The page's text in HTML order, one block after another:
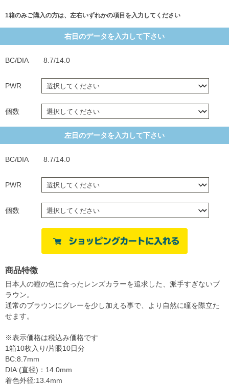
1箱のみご購入の方は、左右いずれかの項目を入力してください
右目のデータを入力して下さい
BC/DIA 8.7/14.0
PWR
個数
左目のデータを入力して下さい
BC/DIA 8.7/14.0
PWR
個数
商品特徴
日本人の瞳の色に合ったレンズカラーを追求した、派手すぎないブ
ラウン。
通常のブラウンにグレーを少し加える事で、より自然に瞳を際立た
せます。
※表示価格は税込み価格です
1箱10枚入り/片眼10日分
BC:8.7mm
DIA:(直径)：14.0mm
着色外径:13.4mm